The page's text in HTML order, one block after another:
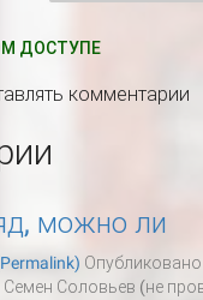
ДОСТУПЕ
комментарии
можно ли
Опубликовано
Семен Соловьев (не